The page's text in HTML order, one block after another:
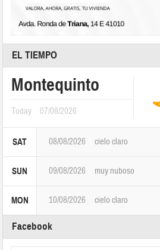
EL TIEMPO
Montequinto
Today 07/08/2026
SAT 08/08/2026 cielo claro
SUN 09/08/2026 muy nuboso
MON 10/08/2026 cielo claro
Facebook